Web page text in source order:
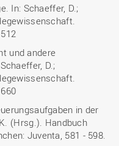
In: Schaeffer, D.;
und andere
D.;
in der
(Hrsg.). Handbuch
Juventa, 581 - 598.